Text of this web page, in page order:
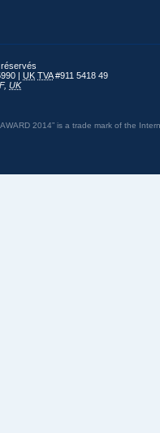
réservés
| UK TVA#911 5418 49
, UK
2014” is a trade mark of the